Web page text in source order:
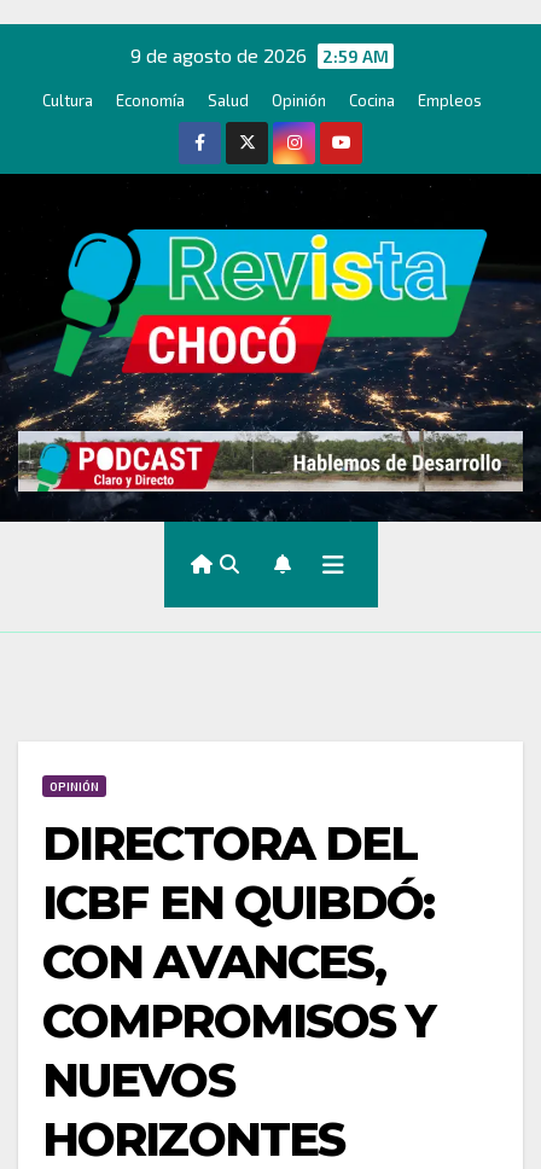
contenido
9 de agosto de 2026 2:59 AM
Cultura Economía Salud Opinión Cocina Empleos
OPINIÓN
DIRECTORA DEL
ICBF EN QUIBDÓ:
CON AVANCES,
COMPROMISOS Y
NUEVOS
HORIZONTES